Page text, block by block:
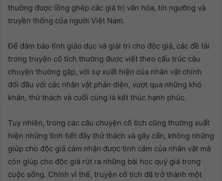
thường được lồng ghép các giá trị văn hóa, tín ngưỡng và
truyền thống của người Việt Nam.
Để đảm bảo tính giáo dục và giải trí cho độc giả, các đề tài
trong truyện cổ tích thường được viết theo cấu trúc câu
chuyện thường gặp, với sự xuất hiện của nhân vật chính
đối đầu với các nhân vật phản diện, vượt qua những khó
khăn, thử thách và cuối cùng là kết thúc hạnh phúc.
Tuy nhiên, trong các câu chuyện cổ tích cũng thường xuất
hiện những tình tiết đầy thử thách và gây cấn, không những
giúp cho độc giả cảm nhận được tình cảm của nhân vật mà
còn giúp cho độc giả rút ra những bài học quý giá trong
cuộc sống. Chính vì thế, truyện cổ tích đã trở thành một